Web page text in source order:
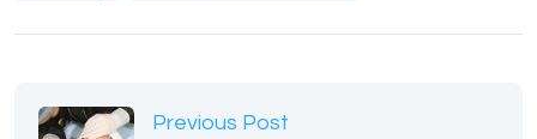
Previous Post